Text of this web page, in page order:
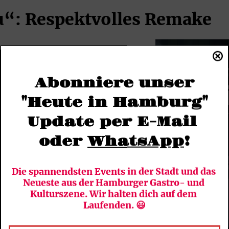
Respektvolles Remake
Abonniere unser
"Heute in Hamburg"
Update per E-Mail
oder WhatsApp!
Die spannendsten Events in der Stadt und das
Neueste aus der Hamburger Gastro- und
Kulturszene. Wir halten dich auf dem
Laufenden. 😃